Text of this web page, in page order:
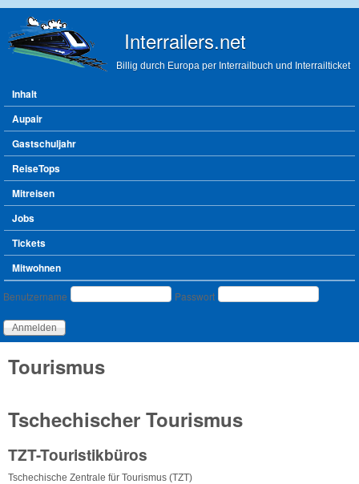
Interrailers.net
Billig durch Europa per Interrailbuch und Interrailticket
Hauptmenü
Inhalt
Aupair
Gastschuljahr
ReiseTops
Mitreisen
Jobs
Tickets
Mitwohnen
Benutzeranmeldung
Benutzername Passwort
Tourismus
Tschechischer Tourismus
TZT-Touristikbüros
Tschechische Zentrale für Tourismus (TZT)